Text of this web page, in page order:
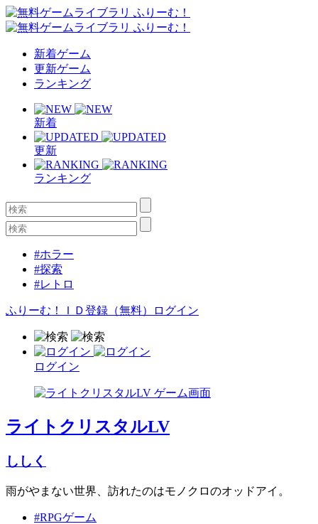
新着ゲーム
更新ゲーム
ランキング
新着
更新
ランキング
#ホラー
#探索
#レトロ
ふりーむ！ＩＤ登録（無料） ログイン
ログイン
ライトクリスタルLV
ししく
雨がやまない世界、訪れたのはモノクロのオッドアイ。
#RPGゲーム